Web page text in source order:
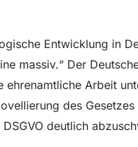
Entwicklung in
massiv.“ Der
Arbeit
des
deutlich